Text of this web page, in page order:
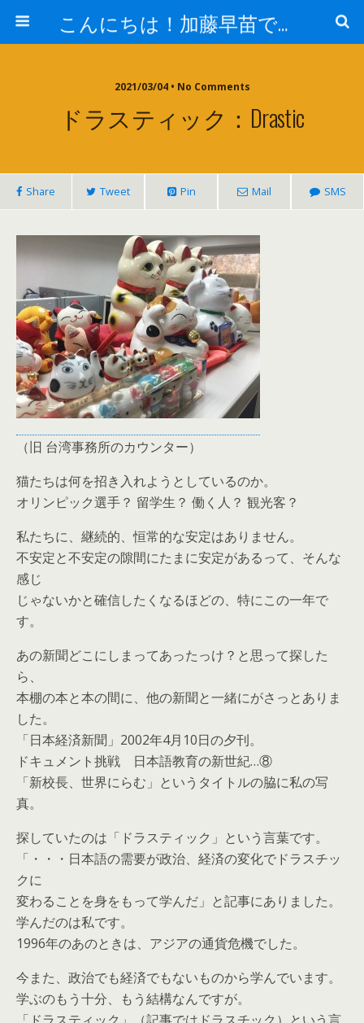
こんにちは！加藤早苗です。
2021/03/04 • No Comments
ドラスティック：drastic
Share Tweet Pin Mail SMS
（旧 台湾事務所のカウンター）
猫たちは何を招き入れようとしているのか。
オリンピック選手？ 留学生？ 働く人？ 観光客？
私たちに、継続的、恒常的な安定はありません。
不安定と不安定の隙間にたまに安定があるって、そんな
感じ
じゃないかと確信したくなるほどの、特にこの一年で
す。
あの新聞どこにしまってあったっけ？と思って探した
ら、
本棚の本と本の間に、他の新聞と一緒にがさっとありま
した。
「日本経済新聞」2002年4月10日の夕刊。
ドキュメント挑戦 日本語教育の新世紀…⑧
「新校長、世界にらむ」というタイトルの脇に私の写
真。
探していたのは「ドラスティック」という言葉です。
「・・・日本語の需要が政治、経済の変化でドラスチッ
クに
変わることを身をもって学んだ」と記事にありました。
学んだのは私です。
1996年のあのときは、アジアの通貨危機でした。
今また、政治でも経済でもないものから学んでいます。
学ぶのもう十分、もう結構なんですが。